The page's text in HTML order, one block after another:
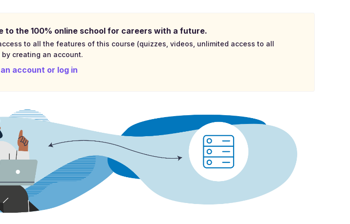
to the 100% online school for careers with a future.
to all the features of this course (quizzes, videos, unlimited access to all
by creating an account.
account or log in